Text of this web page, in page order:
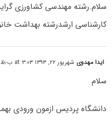
سلام.رشته مهندسی کشاورزی
کارشناسی ارشدرشته بهداشت
ایدا مهدوی شهریور ۲۲, ۱۳۹۳ at ۳:۰۳ ب٫ظ
سلام
دانشگاه پردیس ازمون ورودی